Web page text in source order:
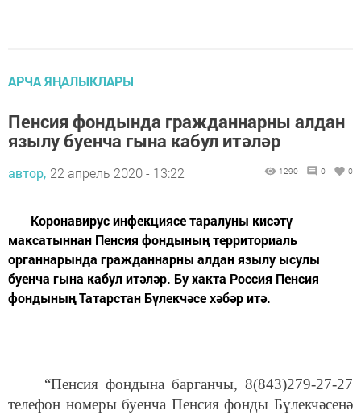
АРЧА ЯҢАЛЫКЛАРЫ
Пенсия фондында гражданнарны алдан
язылу буенча гына кабул итәләр
автор, 22 апрель 2020 - 13:22 1290 0 0
Коронавирус инфекциясе таралуны кисәтү
максатыннан Пенсия фондының территориаль
органнарында гражданнарны алдан язылу ысулы
буенча гына кабул итәләр. Бу хакта Россия Пенсия
фондының Татарстан Бүлекчәсе хәбәр итә.
“Пенсия фондына барганчы, 8(843)279-27-27
телефон номеры буенча Пенсия фонды Бүлекчәсенә